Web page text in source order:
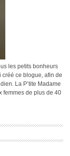
les petits bonheurs
créé ce blogue, afin de
La P’tite Madame
femmes de plus de 40